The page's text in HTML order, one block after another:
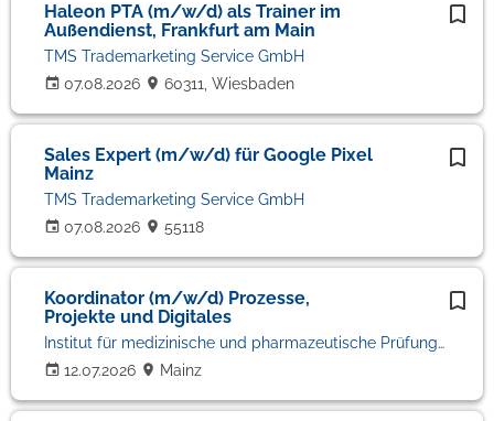
Haleon PTA (m/w/d) als Trainer im
Außendienst, Frankfurt am Main
07.08.2026
TMS Trademarketing Service GmbH
60311, Wiesbaden
Sales Expert (m/w/d) für Google Pixel
Mainz
07.08.2026
TMS Trademarketing Service GmbH
55118
Koordinator (m/w/d) Prozesse,
Projekte und Digitales
12.07.2026
Institut für medizinische und pharmazeutische Prüfungsfragen (AdöR)
Mainz